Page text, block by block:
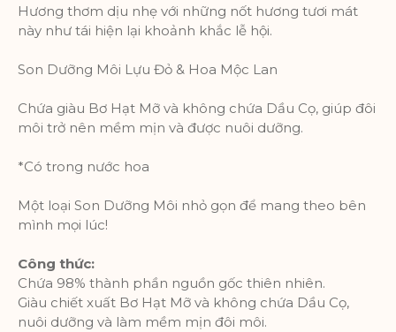
Hương thơm dịu nhẹ với những nốt hương tươi mát
này như tái hiện lại khoảnh khắc lễ hội.
Son Dưỡng Môi Lựu Đỏ & Hoa Mộc Lan
Chứa giàu Bơ Hạt Mỡ và không chứa Dầu Cọ, giúp đôi
môi trở nên mềm mịn và được nuôi dưỡng.
*Có trong nước hoa
Một loại Son Dưỡng Môi nhỏ gọn để mang theo bên
mình mọi lúc!
Công thức:
Chứa 98% thành phần nguồn gốc thiên nhiên.
Giàu chiết xuất Bơ Hạt Mỡ và không chứa Dầu Cọ,
nuôi dưỡng và làm mềm mịn đôi môi.
thập được.
Phân tích
Một bộ cookie để thu thập thông tin
và báo cáo về số liệu thống kê sử
dụng trang web mà không nhận dạng
cá nhân từng khách truy cập vào
Google.